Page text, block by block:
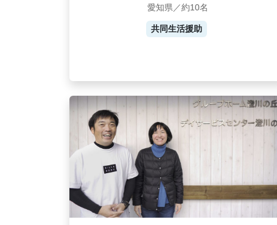
愛知県／約10名
共同生活援助